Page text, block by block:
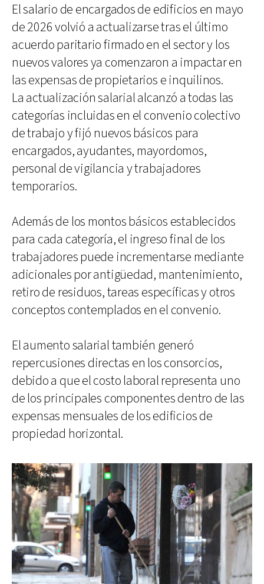
El salario de encargados de edificios en mayo
de 2026 volvió a actualizarse tras el último
acuerdo paritario firmado en el sector y los
nuevos valores ya comenzaron a impactar en
las expensas de propietarios e inquilinos.
La actualización salarial alcanzó a todas las
categorías incluidas en el convenio colectivo
de trabajo y fijó nuevos básicos para
encargados, ayudantes, mayordomos,
personal de vigilancia y trabajadores
temporarios.
Además de los montos básicos establecidos
para cada categoría, el ingreso final de los
trabajadores puede incrementarse mediante
adicionales por antigüedad, mantenimiento,
retiro de residuos, tareas específicas y otros
conceptos contemplados en el convenio.
El aumento salarial también generó
repercusiones directas en los consorcios,
debido a que el costo laboral representa uno
de los principales componentes dentro de las
expensas mensuales de los edificios de
propiedad horizontal.